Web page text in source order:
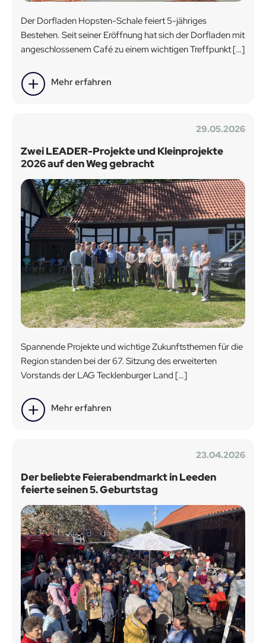
Der Dorfladen Hopsten-Schale feiert 5-jähriges
Bestehen. Seit seiner Eröffnung hat sich der Dorfladen mit
angeschlossenem Café zu einem wichtigen Treffpunkt […]
Mehr erfahren
29.05.2026
Zwei LEADER-Projekte und Kleinprojekte
2026 auf den Weg gebracht
Spannende Projekte und wichtige Zukunftsthemen für die
Region standen bei der 67. Sitzung des erweiterten
Vorstands der LAG Tecklenburger Land […]
Mehr erfahren
23.04.2026
Der beliebte Feierabendmarkt in Leeden
feierte seinen 5. Geburtstag